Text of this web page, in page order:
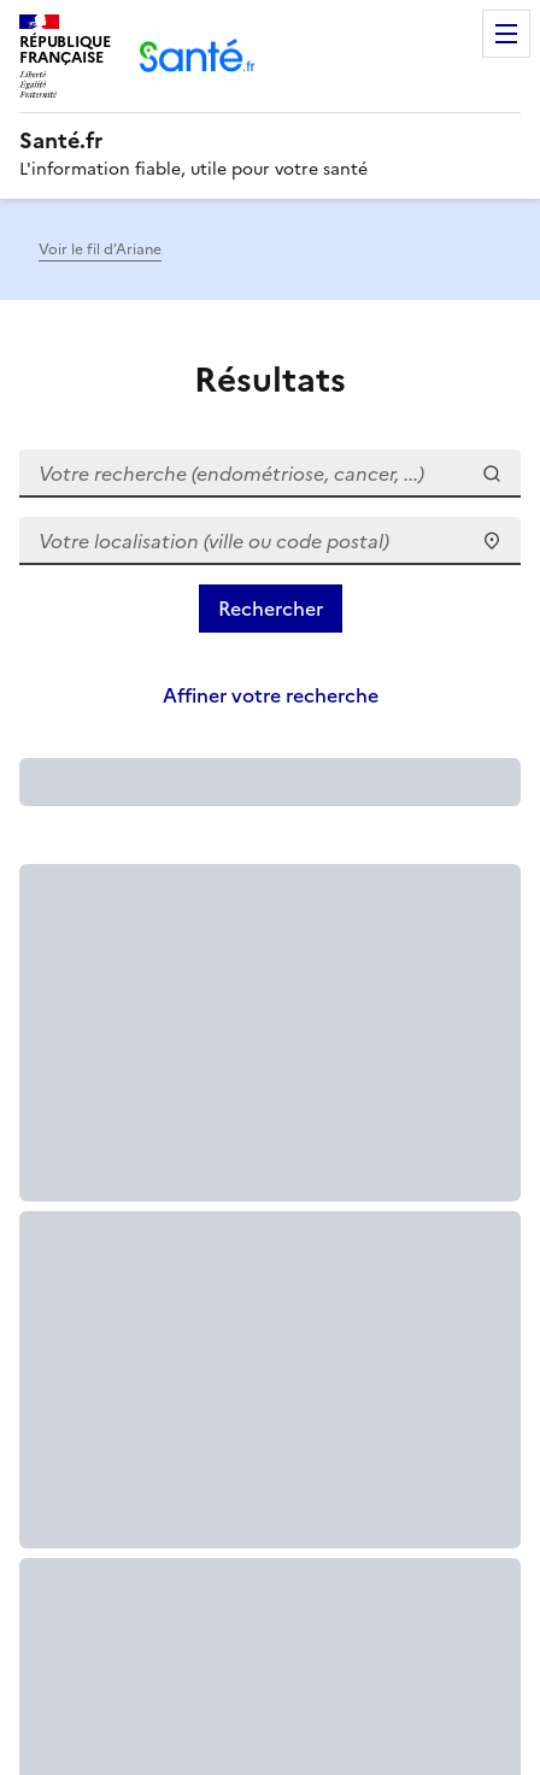
RÉPUBLIQUE
FRANÇAISE
Santé.fr
L'information fiable, utile pour votre santé
Voir le fil d’Ariane
Résultats
Votre recherche (endométriose, cancer, ...)
Votre localisation (ville ou code postal)
Affiner votre recherche